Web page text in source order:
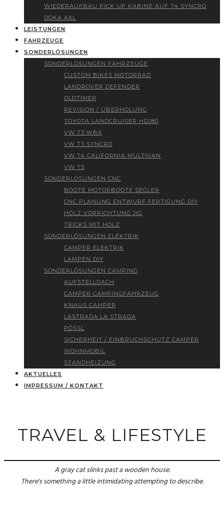
WIEDERAUFBAU PICK UP KABINE AUF T4 SYNCRO
DOKA AXL
LEISTUNGEN
FAHRZEUGE
SONDERLÖSUNGEN
SONDERLÖSUNGEN FAHRZEUGE
CUSTOM BIKES MOTORRAD
LANDROVER DEFENDER
OLDTIMER
REVISION / ÜBERHOLUNG
TOYOTA LANDCRUISER HDJ80
VW T3 WBX
VW T3 SYNCRO
VW T4 CALIFORNIA MULTIVAN
VW T5
SONDERLÖSUNGEN CNC
BOOTE MOTORBOOTE SEGLER
CNC PLANUNG ENTWURF FERTIGUNG DIY
HOLZ VORRICHTUNG JIG
TRICKS MIT HOLZ
SONDERLÖSUNGEN ELEKTRIK
CAMPER ELEKTRIK
LAMPEN DIY
SONDERLÖSUNGEN CAMPING
AUFSTELLDACH
CAMPER CAMPINGFAHRZEUG
KNAUS CAMPER
LASTRADA LA STRADA
PÖSSL
SICHERHEIT / EINBRUCHSCHUTZ CAMPER
WOHNMOBIL
STANDHEIZUNG
AKTUELLES
IMPRESSUM / KONTAKT
TRAVEL & LIFESTYLE
A gray cat slinks past a wooden house.
There's something a little intimidating attempting to describe.